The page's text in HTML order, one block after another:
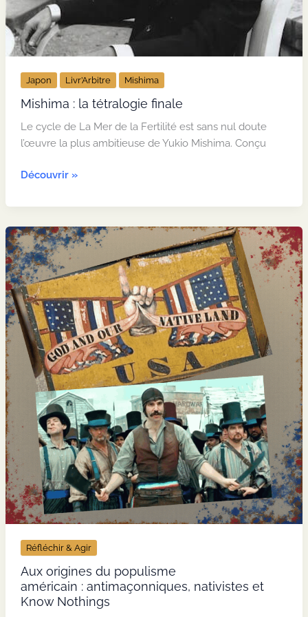
Japon Livr’Arbitre Mishima
Mishima : la tétralogie finale
Le cycle de La Mer de la Fertilité est sans nul doute
l’œuvre la plus ambitieuse de Yukio Mishima. Conçu
Mishima
la
finale
Découvrir »
Réfléchir & Agir
Aux origines du populisme
américain : antimaçonniques, nativistes et
Know Nothings